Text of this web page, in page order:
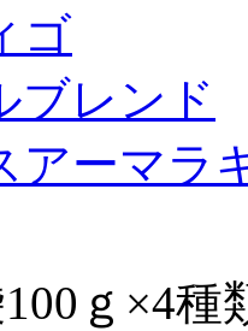
ゴ
ブレンド
アーマラ
ｇ×4種